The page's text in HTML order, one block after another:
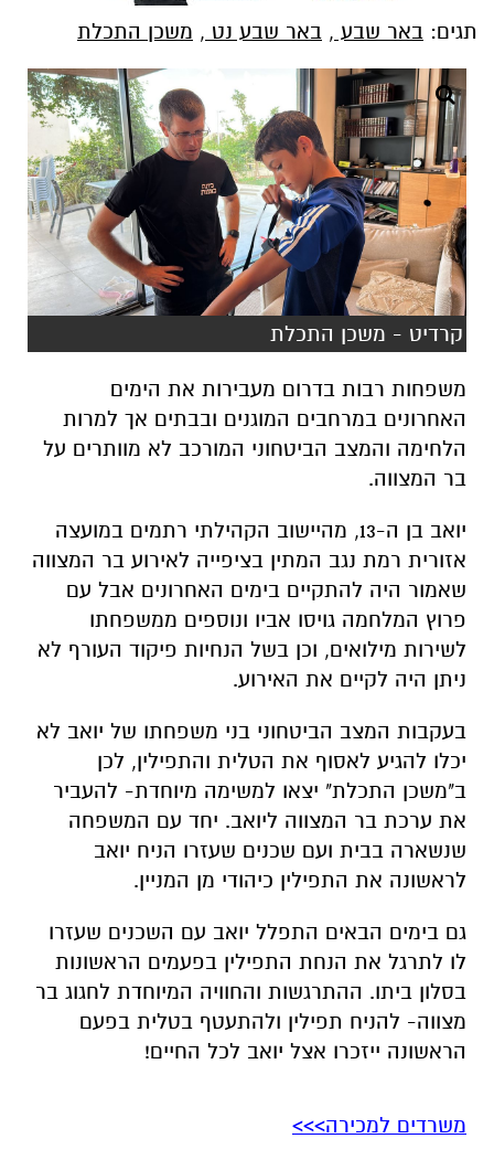
תגים: באר שבע , באר שבע נט , משכן התכלת
קרדיט - משכן התכלת
משפחות רבות בדרום מעבירות את הימים
האחרונים במרחבים המוגנים ובבתים אך למרות
הלחימה והמצב הביטחוני המורכב לא מוותרים על
בר המצווה.
יואב בן ה-13, מהיישוב הקהילתי רתמים במועצה
אזורית רמת נגב המתין בציפייה לאירוע בר המצווה
שאמור היה להתקיים בימים האחרונים אבל עם
פרוץ המלחמה גויסו אביו ונוספים ממשפחתו
לשירות מילואים, וכן בשל הנחיות פיקוד העורף לא
ניתן היה לקיים את האירוע.
בעקבות המצב הביטחוני בני משפחתו של יואב לא
יכלו להגיע לאסוף את הטלית והתפילין, לכן
ב"משכן התכלת" יצאו למשימה מיוחדת- להעביר
את ערכת בר המצווה ליואב. יחד עם המשפחה
שנשארה בבית ועם שכנים שעזרו הניח יואב
לראשונה את התפילין כיהודי מן המניין.
גם בימים הבאים התפלל יואב עם השכנים שעזרו
לו לתרגל את הנחת התפילין בפעמים הראשונות
בסלון ביתו. ההתרגשות והחוויה המיוחדת לחגוג בר
מצווה- להניח תפילין ולהתעטף בטלית בפעם
הראשונה ייזכרו אצל יואב לכל החיים!
משרדים למכירה>>>